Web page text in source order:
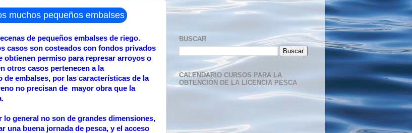
muchos pequeños embalses
de pequeños embalses de riego.
casos son costeados con fondos privados
obtienen permiso para represar arroyos o
otros casos pertenecen a la
de embalses, por las características de la
no precisan de mayor obra que la
lo general no son de grandes dimensiones,
una buena jornada de pesca, y el acceso
BUSCAR
CALENDARIO CURSOS PARA LA
OBTENCIÓN DE LA LICENCIA PESCA